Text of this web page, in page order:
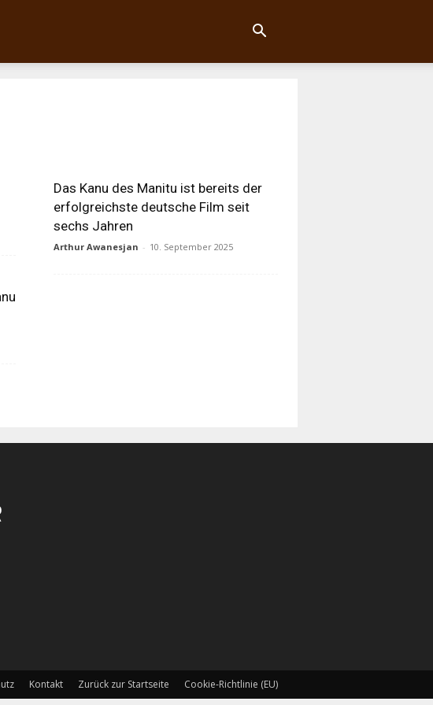
Das Kanu des Manitu ist bereits der
erfolgreichste deutsche Film seit
sechs Jahren
Arthur Awanesjan - 10. September 2025
Kontakt Zurück zur Startseite Cookie-Richtlinie (EU)